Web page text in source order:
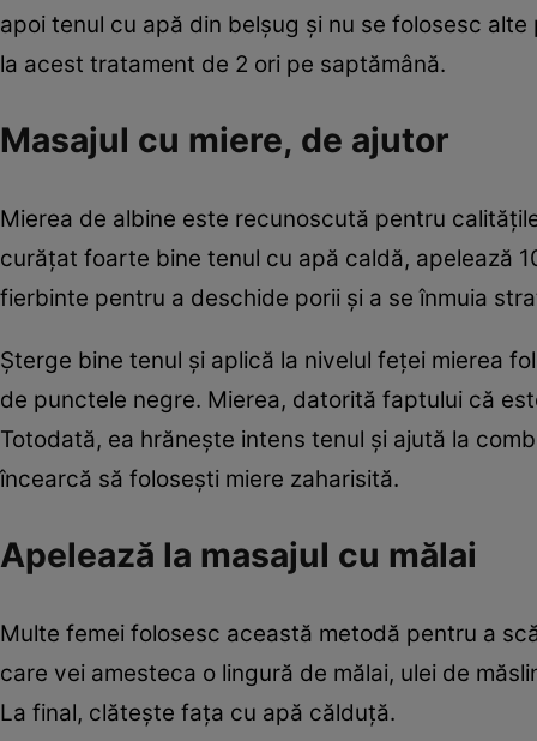
apoi tenul cu apă din belşug şi nu se folosesc
la acest tratament de 2 ori pe saptămână.
Masajul cu miere, de ajutor
Mierea de albine este recunoscută pentru
curăţat foarte bine tenul cu apă caldă, apelează
fierbinte pentru a deschide porii şi a se înmuia
Şterge bine tenul şi aplică la nivelul feţei mierea
de punctele negre. Mierea, datorită faptului că
Totodată, ea hrăneşte intens tenul şi ajută la
încearcă să foloseşti miere zaharisită.
Apelează la masajul cu mălai
Multe femei folosesc această metodă pentru a
care vei amesteca o lingură de mălai, ulei de
La final, clăteşte faţa cu apă călduţă.